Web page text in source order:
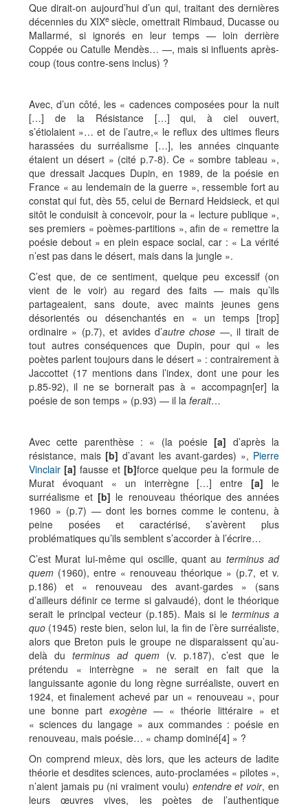
Que dirait-on aujourd’hui d’un qui, traitant des dernières
décennies du XIXe siècle, omettrait Rimbaud, Ducasse ou
Mallarmé, si ignorés en leur temps — loin derrière
Coppée ou Catulle Mendès… —, mais si influents après-
coup (tous contre-sens inclus) ?
Avec, d’un côté, les « cadences composées pour la nuit
[…] de la Résistance […] qui, à ciel ouvert,
s’étiolaient »… et de l’autre,« le reflux des ultimes fleurs
harassées du surréalisme […], les années cinquante
étaient un désert » (cité p.7-8). Ce « sombre tableau »,
que dressait Jacques Dupin, en 1989, de la poésie en
France « au lendemain de la guerre », ressemble fort au
constat qui fut, dès 55, celui de Bernard Heidsieck, et qui
sitôt le conduisit à concevoir, pour la « lecture publique »,
ses premiers « poèmes-partitions », afin de « remettre la
poésie debout » en plein espace social, car : « La vérité
n’est pas dans le désert, mais dans la jungle ».
C’est que, de ce sentiment, quelque peu excessif (on
vient de le voir) au regard des faits — mais qu’ils
partageaient, sans doute, avec maints jeunes gens
désorientés ou désenchantés en « un temps [trop]
ordinaire » (p.7), et avides d’autre chose —, il tirait de
tout autres conséquences que Dupin, pour qui « les
poètes parlent toujours dans le désert » : contrairement à
Jaccottet (17 mentions dans l’index, dont une pour les
p.85-92), il ne se bornerait pas à « accompagn[er] la
poésie de son temps » (p.93) — il la ferait…
Avec cette parenthèse : « (la poésie [a] d’après la
résistance, mais [b] d’avant les avant-gardes) », Pierre
Vinclair [a] fausse et [b]force quelque peu la formule de
Murat évoquant « un interrègne […] entre [a] le
surréalisme et [b] le renouveau théorique des années
1960 » (p.7) — dont les bornes comme le contenu, à
peine posées et caractérisé, s’avèrent plus
problématiques qu’ils semblent s’accorder à l’écrire…
C’est Murat lui-même qui oscille, quant au terminus ad
quem (1960), entre « renouveau théorique » (p.7, et v.
p.186) et « renouveau des avant-gardes » (sans
d’ailleurs définir ce terme si galvaudé), dont le théorique
serait le principal vecteur (p.185). Mais si le terminus a
quo (1945) reste bien, selon lui, la fin de l’ère surréaliste,
alors que Breton puis le groupe ne disparaissent qu’au-
delà du terminus ad quem (v. p.187), c’est que le
prétendu « interrègne » ne serait en fait que la
languissante agonie du long règne surréaliste, ouvert en
1924, et finalement achevé par un « renouveau », pour
une bonne part exogène— « théorie littéraire » et
« sciences du langage » aux commandes : poésie en
renouveau, mais poésie… « champ dominé[4] » ?
On comprend mieux, dès lors, que les acteurs de ladite
théorie et desdites sciences, auto-proclamées « pilotes »,
n’aient jamais pu (ni vraiment voulu) entendre et voir, en
leurs œuvres vives, les poètes de l’authentique